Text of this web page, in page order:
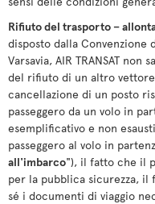
Rifiuto del trasporto –
disposto dalla Convenzione
Varsavia, AIR TRANSAT
del rifiuto di un altro
cancellazione di un posto
passeggero da un volo in
esemplificativo e non
passeggero al volo in
all'imbarco"), il fatto che il
per la pubblica sicurezza, il
sé i documenti di viaggio